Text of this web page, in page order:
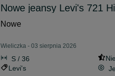
Nowe jeansy Levi's 721
Nowe
Wieliczka - 03 sierpnia 2026
S / 36
Levi's